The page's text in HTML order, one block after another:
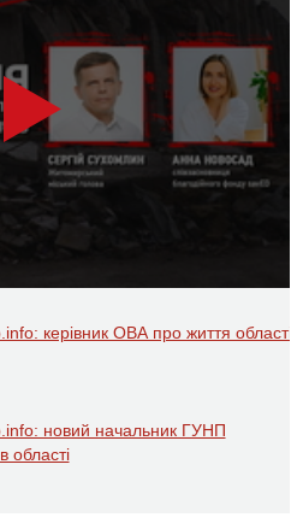
керівник ОВА про життя області
новий начальник ГУНП
області